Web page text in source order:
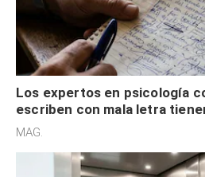
Los expertos en psicología
escriben con mala letra
acelerado y no lo hacen por
MAG.